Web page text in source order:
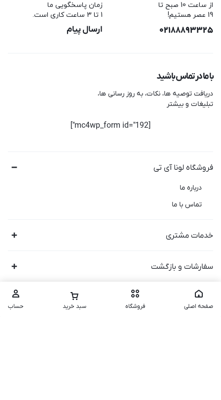
از ساعت 10 صبح تا
19 عصر هستیم!
02188893325
زمان پاسخگویی ما
1 تا 3 ساعت کاری است.
ارسال پیام
با ما در تماس باشید
دریافت توصیه ها، نکات، به روز رسانی ها،
تبلیغات و بیشتر
[mc4wp_form id="192"]
فروشگاه لونا آی تی
درباره ما
تماس با ما
خدمات مشتری
سفارشات و بازگشت
صفحه اصلی فروشگاه سبد خرید حساب